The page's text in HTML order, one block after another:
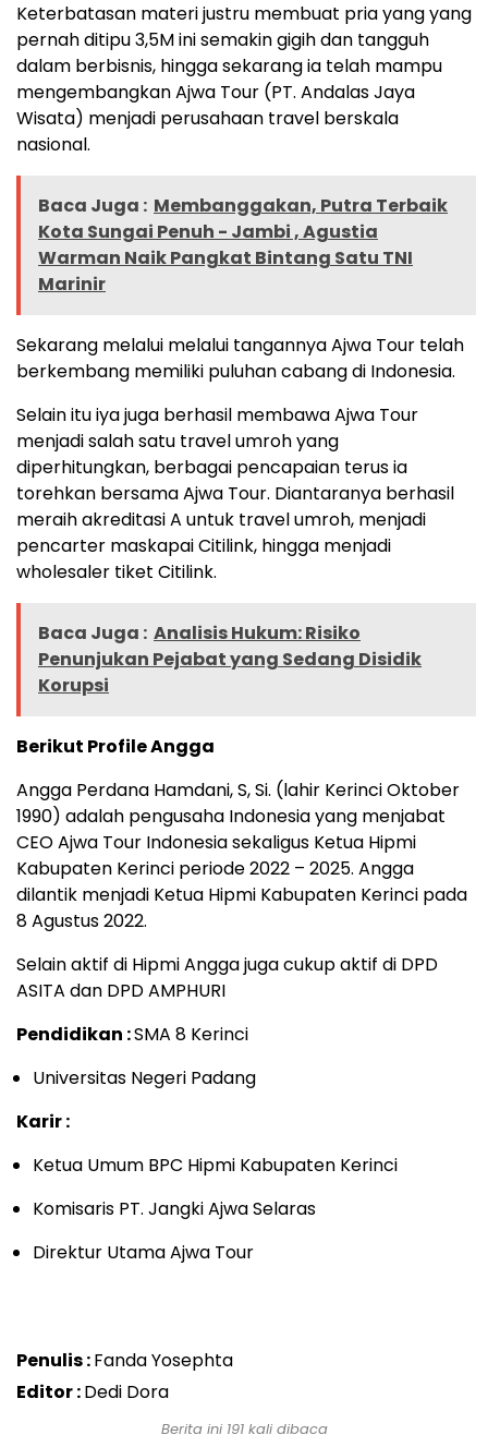
Keterbatasan materi justru membuat pria yang yang
pernah ditipu 3,5M ini semakin gigih dan tangguh
dalam berbisnis, hingga sekarang ia telah mampu
mengembangkan Ajwa Tour (PT. Andalas Jaya
Wisata) menjadi perusahaan travel berskala
nasional.
Baca Juga : Membanggakan, Putra Terbaik
Kota Sungai Penuh - Jambi , Agustia
Warman Naik Pangkat Bintang Satu TNI
Marinir
Sekarang melalui melalui tangannya Ajwa Tour telah
berkembang memiliki puluhan cabang di Indonesia.
Selain itu iya juga berhasil membawa Ajwa Tour
menjadi salah satu travel umroh yang
diperhitungkan, berbagai pencapaian terus ia
torehkan bersama Ajwa Tour. Diantaranya berhasil
meraih akreditasi A untuk travel umroh, menjadi
pencarter maskapai Citilink, hingga menjadi
wholesaler tiket Citilink.
Baca Juga : Analisis Hukum: Risiko
Penunjukan Pejabat yang Sedang Disidik
Korupsi
Berikut Profile Angga
Angga Perdana Hamdani, S, Si. (lahir Kerinci Oktober
1990) adalah pengusaha Indonesia yang menjabat
CEO Ajwa Tour Indonesia sekaligus Ketua Hipmi
Kabupaten Kerinci periode 2022 – 2025. Angga
dilantik menjadi Ketua Hipmi Kabupaten Kerinci pada
8 Agustus 2022.
Selain aktif di Hipmi Angga juga cukup aktif di DPD
ASITA dan DPD AMPHURI
Pendidikan :SMA 8 Kerinci
Universitas Negeri Padang
Karir :
Ketua Umum BPC Hipmi Kabupaten Kerinci
Komisaris PT. Jangki Ajwa Selaras
Direktur Utama Ajwa Tour
Penulis :Fanda Yosephta
Editor :Dedi Dora
Berita ini 191 kali dibaca